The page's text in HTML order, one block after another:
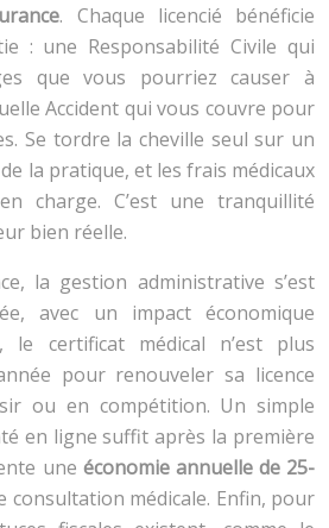
. Chaque licencié bénéficie
: une Responsabilité Civile qui
que vous pourriez causer à
Accident qui vous couvre pour
Se tordre la cheville seul sur un
la pratique, et les frais médicaux
charge. C’est une tranquillité
bien réelle.
la gestion administrative s’est
avec un impact économique
le certificat médical n’est plus
pour renouveler sa licence
ou en compétition. Un simple
en ligne suffit après la première
une économie annuelle de 25-
consultation médicale. Enfin, pour